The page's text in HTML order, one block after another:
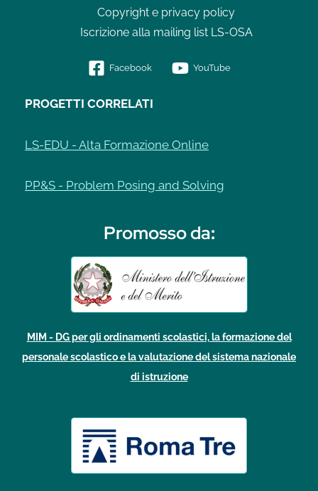
Copyright e privacy policy
Iscrizione alla mailing list LS-OSA
Facebook YouTube
PROGETTI CORRELATI
LS-EDU - Alta Formazione Online
PP&S - Problem Posing and Solving
Promosso da:
MIM - DG per gli ordinamenti scolastici, la formazione del
personale scolastico e la valutazione del sistema nazionale
di istruzione